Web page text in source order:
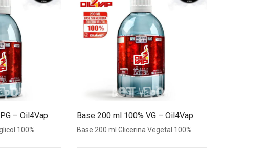
– Oil4Vap
100%
Base 200 ml 100% VG – Oil4Vap
Base 200 ml Glicerina Vegetal 100%